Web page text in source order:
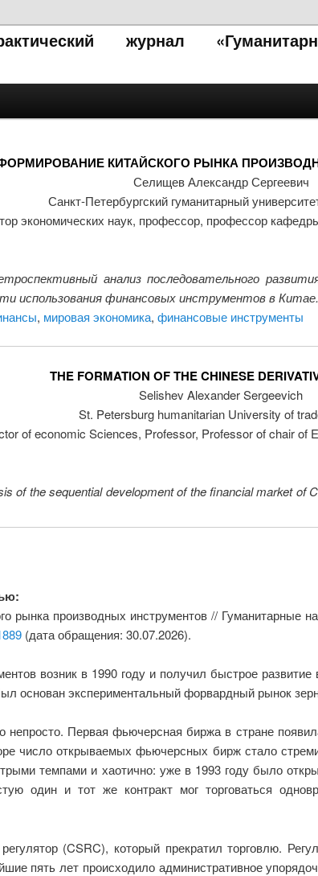
журнал
КИТАЙСКОГО РЫНКА
Селищев Александр Сергеевич
Санкт-Петербургский гуманитарный
экономических наук, профессор, профессор
анализ последовательного
использования финансовых инструментов в Китае.
, мировая экономика, финансовые инструменты
THE FORMATION OF THE CHINESE
Selishev Alexander Sergeevich
St. Petersburg humanitarian University of
of economic Sciences, Professor, Professor of chair of
of the sequential development of the financial market of
рынка производных инструментов // Гуманитарные
(дата обращения: 30.07.2026).
возник в 1990 году и получил быстрое
основан экспериментальный форвардный рынок
непросто. Первая фьючерсная биржа в стране
число открываемых фьючерсных бирж стало
темпами и хаотично: уже в 1993 году было
один и тот же контракт мог торговаться
(CSRC), который прекратил торговлю.
пять лет происходило административное